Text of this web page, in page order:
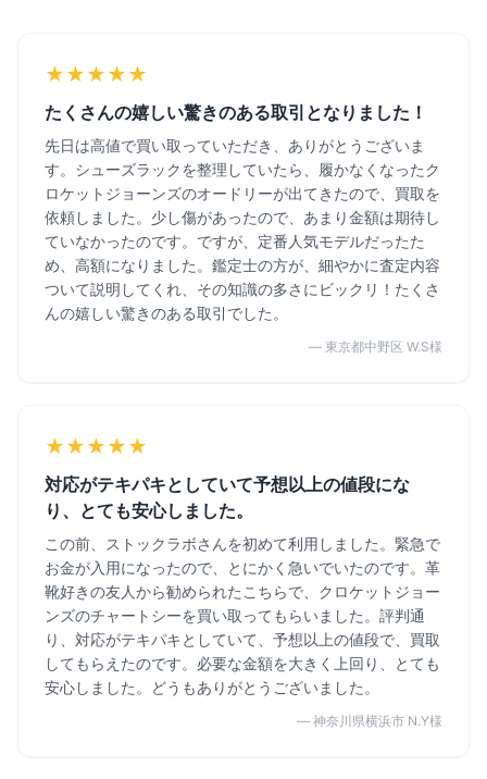
★★★★★
たくさんの嬉しい驚きのある取引となりました！
先日は高値で買い取っていただき、ありがとうございま
す。シューズラックを整理していたら、履かなくなったク
ロケットジョーンズのオードリーが出てきたので、買取を
依頼しました。少し傷があったので、あまり金額は期待し
ていなかったのです。ですが、定番人気モデルだったた
め、高額になりました。鑑定士の方が、細やかに査定内容
ついて説明してくれ、その知識の多さにビックリ！たくさ
んの嬉しい驚きのある取引でした。
— 東京都中野区 W.S様
★★★★★
対応がテキパキとしていて予想以上の値段にな
り、とても安心しました。
この前、ストックラボさんを初めて利用しました。緊急で
お金が入用になったので、とにかく急いでいたのです。革
靴好きの友人から勧められたこちらで、クロケットジョー
ンズのチャートシーを買い取ってもらいました。評判通
り、対応がテキパキとしていて、予想以上の値段で、買取
してもらえたのです。必要な金額を大きく上回り、とても
安心しました。どうもありがとうございました。
— 神奈川県横浜市 N.Y様